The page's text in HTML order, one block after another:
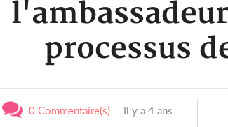
processus
0 Commentaire(s) Il y a 4 ans